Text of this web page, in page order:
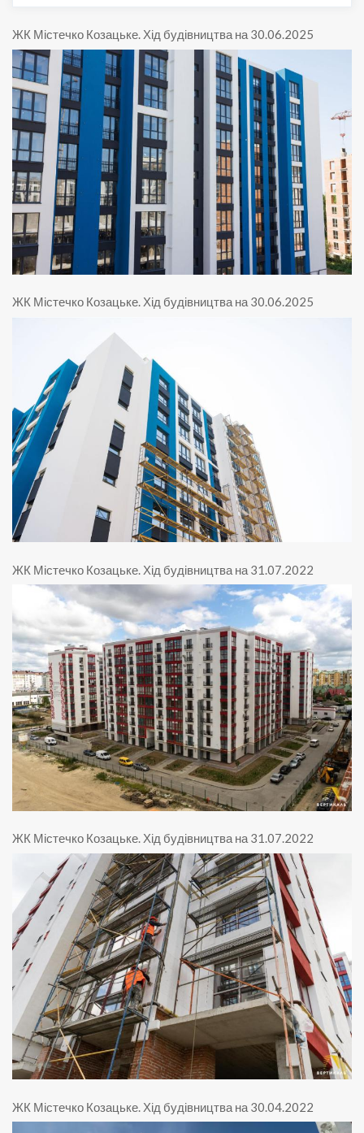
ЖК Містечко Козацьке. Хід будівництва на 30.06.2025
ЖК Містечко Козацьке. Хід будівництва на 30.06.2025
ЖК Містечко Козацьке Хід будівництва на 31.07.2022
ЖК Містечко Козацьке. Хід будівництва на 31.07.2022
ЖК Містечко Козацьке. Хід будівництва на 30.04.2022